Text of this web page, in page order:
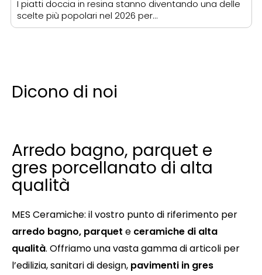
I piatti doccia in resina stanno diventando una delle
scelte più popolari nel 2026 per…
Dicono di noi
Arredo bagno, parquet e
gres porcellanato di alta
qualità
MES Ceramiche: il vostro punto di riferimento per
arredo bagno, parquet e ceramiche di alta
qualità. Offriamo una vasta gamma di articoli per
l’edilizia, sanitari di design, pavimenti in gres